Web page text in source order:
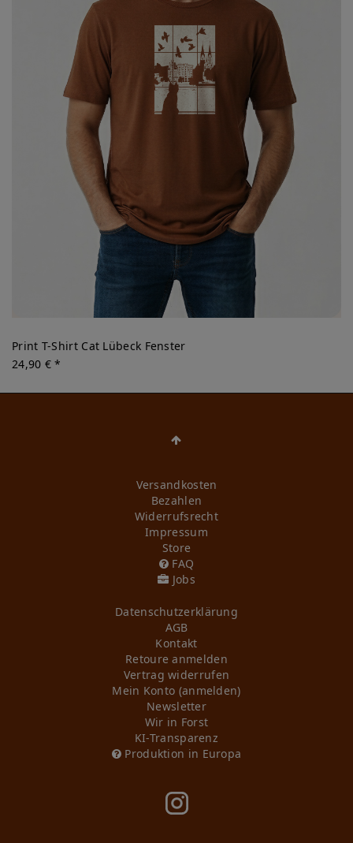
Print T-Shirt Cat Lübeck Fenster
24,90 € *
Versandkosten
Bezahlen
Widerrufs­recht
Impressum
Store
FAQ
Jobs
Daten­schutz­erklärung
AGB
Kontakt
Retoure anmelden
Vertrag widerrufen
Mein Konto (anmelden)
Newsletter
Wir in Forst
KI-Transparenz
Produktion in Europa